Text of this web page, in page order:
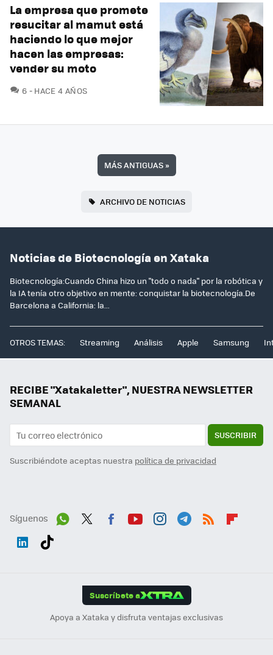
La empresa que promete
resucitar al mamut está
haciendo lo que mejor
hacen las empresas:
vender su moto
6 COMENTARIOS
HACE 4 AÑOS
MÁS ANTIGUAS»
ARCHIVO DE NOTICIAS
Noticias de Biotecnología en Xataka
Biotecnología:Cuando China hizo un "todo o nada" por la robótica y
la IA tenía otro objetivo en mente: conquistar la biotecnología.De
Barcelona a California: la...
OTROS TEMAS: Streaming Análisis Apple Samsung
RECIBE "Xatakaletter", NUESTRA NEWSLETTER
SEMANAL
SUSCRIBIR
Suscribiéndote aceptas nuestra política de privacidad
Síguenos
Suscríbete a
Apoya a Xataka y disfruta ventajas exclusivas